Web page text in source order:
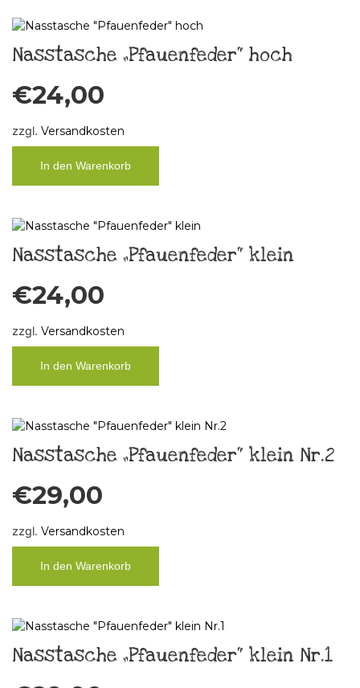
Nasstasche „Pfauenfeder“ hoch
€24,00
zzgl. Versandkosten
In den Warenkorb
Nasstasche „Pfauenfeder“ klein
€24,00
zzgl. Versandkosten
In den Warenkorb
Nasstasche „Pfauenfeder“ klein Nr.2
€29,00
zzgl. Versandkosten
In den Warenkorb
Nasstasche „Pfauenfeder“ klein Nr.1